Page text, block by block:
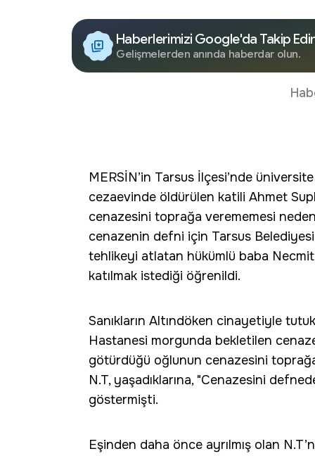
Haberlerimizi Google'da Takip
Gelişmelerden anında haberdar olun.
MERSİN’in Tarsus İlçesi’nde
cezaevinde öldürülen katili Ahmet
cenazesini toprağa verememesi
cenazenin defni için Tarsus
tehlikeyi atlatan hükümlü baba
katılmak istediği öğrenildi.
Sanıkların Altındöken cinayetiyle
Hastanesi morgunda bekletilen
götürdüğü oğlunun cenazesini
N.T, yaşadıklarına, "Cenazesini
göstermişti.
Eşinden daha önce ayrılmış olan